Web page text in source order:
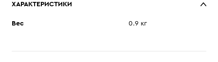
ХАРАКТЕРИСТИКИ
Вес 0.9 кг